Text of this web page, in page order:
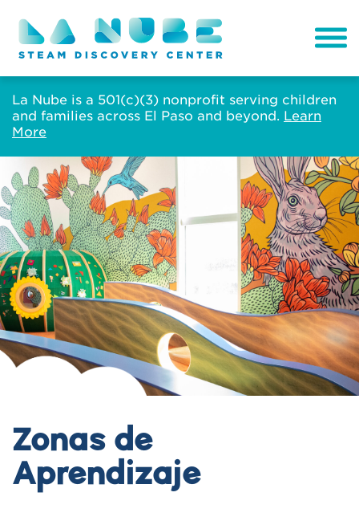
La Nube is a 501(c)(3) nonprofit serving children
and families across El Paso and beyond. Learn
More
Zonas de
Aprendizaje